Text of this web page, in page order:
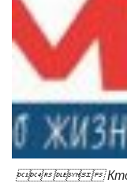
 Кто